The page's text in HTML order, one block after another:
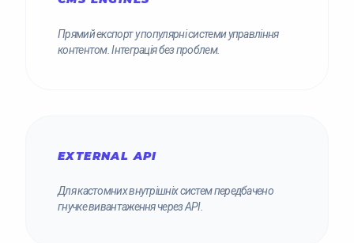
Прямий експорт у популярні системи управління
контентом. Інтеграція без проблем.
EXTERNAL API
Для кастомних внутрішніх систем передбачено
гнучке вивантаження через API.